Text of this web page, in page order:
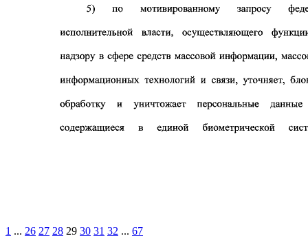
1 ... 26 27 28 29 30 31 32 ... 67